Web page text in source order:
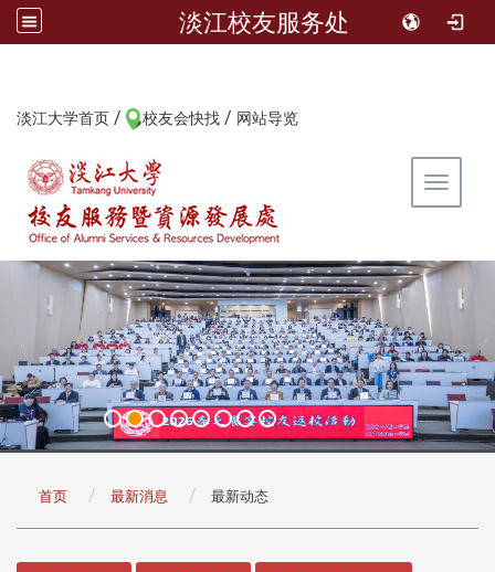
淡江校友服务处
淡江大学首页 / 校友会快找 / 网站导览
Toggle
首页 最新消息 最新动态